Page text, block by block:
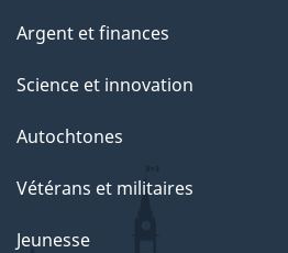
Argent et finances
Science et innovation
Autochtones
Vétérans et militaires
Jeunesse